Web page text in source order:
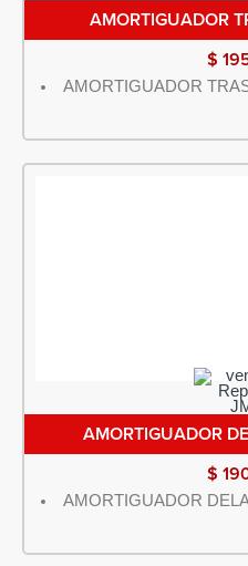
AMORTIGUADOR
$
AMORTIGUADOR
AMORTIGUADOR
$
AMORTIGUADOR